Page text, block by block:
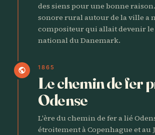
des siens pour une bonne
sonore rural autour de la ville a
compositeur qui allait devenir
national du Danemark.
public 1865
Le chemin de fer
Odense
L'ère du chemin de fer a lié
étroitement à Copenhague et au